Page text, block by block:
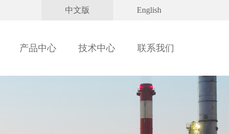
English
中文版
产品中心 技术中心 联系我们